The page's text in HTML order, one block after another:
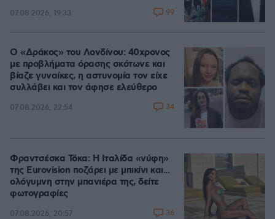
07.08.2026, 19:33 99
Ο «Δράκος» του Λονδίνου: 40χρονος
με προβλήματα όρασης σκότωνε και
βίαζε γυναίκες, η αστυνομία τον είχε
συλλάβει και τον άφησε ελεύθερο
07.08.2026, 22:54 34
Φραντσέσκα Τόκα: Η Ιταλίδα «νύφη»
της Eurovision ποζάρει με μπικίνι και...
ολόγυμνη στην μπανιέρα της, δείτε
φωτογραφίες
07.08.2026, 20:57 36